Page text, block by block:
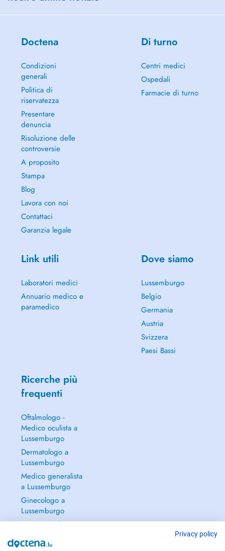
Fala uderzeniowa, terapia TECAR, ultra dzwieki
www.kinelis.lu
Doctena
Condizioni
generali
Politica di
riservatezza
Presentare
denuncia
Risoluzione delle
controversie
A proposito
Stampa
Blog
Lavora con noi
Contattaci
Garanzia legale
Di turno
Centri medici
Ospedali
Farmacie di turno
Link utili
Laboratori medici
Annuario medico e
paramedico
Dove siamo
Lussemburgo
Belgio
Germania
Austria
Svizzera
Paesi Bassi
Ricerche più
frequenti
Oftalmologo -
Medico oculista a
Lussemburgo
Dermatologo a
Lussemburgo
Medico generalista
a Lussemburgo
Ginecologo a
Lussemburgo
Continua a leggere
Privacy policy